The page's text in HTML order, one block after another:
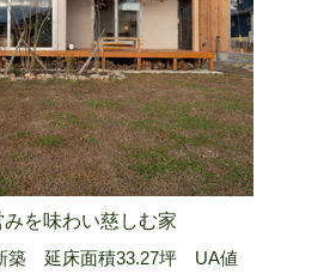
を味わい慈しむ家
延床面積33.27坪 UA値